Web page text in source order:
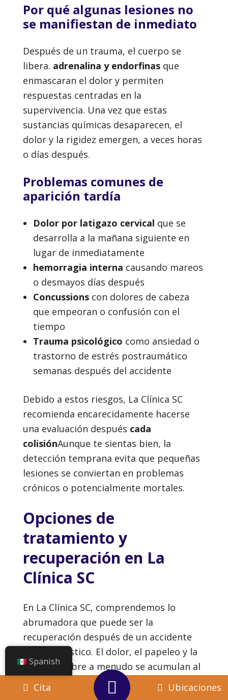
Por qué algunas lesiones no
se manifiestan de inmediato
Después de un trauma, el cuerpo se
libera. adrenalina y endorfinas que
enmascaran el dolor y permiten
respuestas centradas en la
supervivencia. Una vez que estas
sustancias químicas desaparecen, el
dolor y la rigidez emergen, a veces horas
o días después.
Problemas comunes de
aparición tardía
Dolor por latigazo cervical que se
desarrolla a la mañana siguiente en
lugar de inmediatamente
hemorragia interna causando mareos
o desmayos días después
Concussionscon dolores de cabeza
que empeoran o confusión con el
tiempo
Trauma psicológico como ansiedad o
trastorno de estrés postraumático
semanas después del accidente
Debido a estos riesgos, La Clínica SC
recomienda encarecidamente hacerse
una evaluación después cada
colisiónAunque te sientas bien, la
detección temprana evita que pequeñas
lesiones se conviertan en problemas
crónicos o potencialmente mortales.
Opciones de
tratamiento y
recuperación en La
Clínica SC
En La Clínica SC, comprendemos lo
abrumadora que puede ser la
recuperación después de un accidente
automovilístico. El dolor, el papeleo y la
incertidumbre a menudo se acumulan al
mismo tiempo, lo que dificulta saber por
dónde empezar. Desde 2005, nuestros
Cita Ubicaciones
Spanish